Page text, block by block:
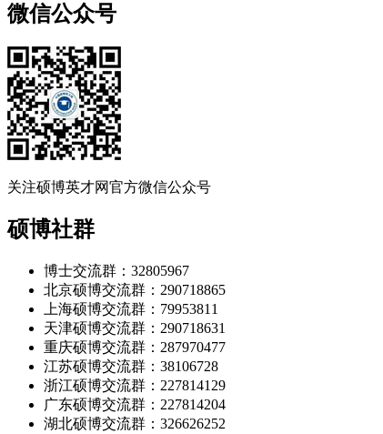
微信公众号
关注硕博英才网官方微信公众号
硕博社群
博士交流群：32805967
北京硕博交流群：290718865
上海硕博交流群：79953811
天津硕博交流群：290718631
重庆硕博交流群：287970477
江苏硕博交流群：38106728
浙江硕博交流群：227814129
广东硕博交流群：227814204
湖北硕博交流群：326626252